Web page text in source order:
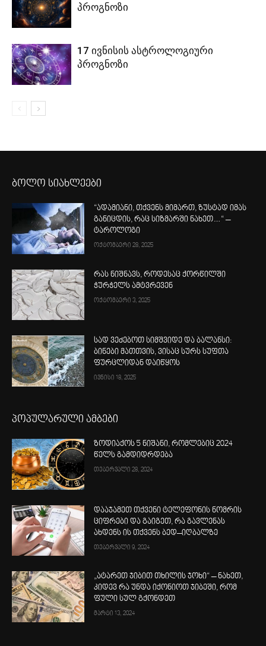
პროგნოზი
17 ივნისის ასტროლოგიური
პროგნოზი
ბოლო სიახლეები
“ადამიანი, თქვენს მიმართ, ზუსტად იმას
განიცდის, რაც სიზმარში ნახეთ…“ –
ტაროლოგი
ოქტომბერი 28, 2025
რას ნიშნავს, როდესაც ქორწილში
ჭურჭელს ამტვრევენ
ოქტომბერი 3, 2025
სად ვეძებოთ სიმშვიდე და ბალანსი:
ბინები მათთვის, ვისაც სურს სუფთა
ფურცლიდან დაიწყოს
ივნისი 18, 2025
პოპულარული ამბები
ზოდიაქოს 5 ნიშანი, რომლებიც 2024
წელს გამდიდრდება
თებერვალი 28, 2024
დააჯამეთ თქვენი ტელეფონის ნომრის
ციფრები და გაიგეთ, რა გავლენას
ახდენს ის თქვენს ბედ–იღბალზე
თებერვალი 9, 2024
„ატარეთ ჯიბით თხილის ჯოხი“ – ნახეთ,
კიდევ რა უნდა იქონიოთ ჯიბეში, რომ
ფული სულ გქონდეთ
მარტი 13, 2024